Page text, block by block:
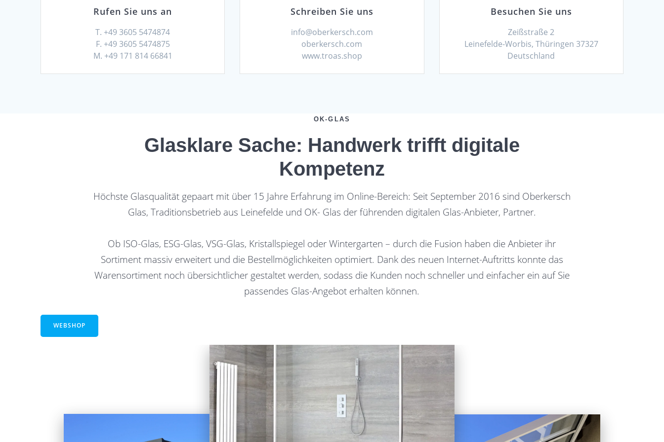
Rufen Sie uns an
T. +49 3605 5474874
F. +49 3605 5474875
M. +49 171 814 66841
Schreiben Sie uns
info@oberkersch.com
oberkersch.com
www.troas.shop
Besuchen Sie uns
Zeißstraße 2
Leinefelde-Worbis, Thüringen 37327
Deutschland
OK-GLAS
Glasklare Sache: Handwerk trifft digitale
Kompetenz
Höchste Glasqualität gepaart mit über 15 Jahre Erfahrung im Online-Bereich: Seit September 2016 sind Oberkersch
Glas, Traditionsbetrieb aus Leinefelde und OK- Glas der führenden digitalen Glas-Anbieter, Partner.
Ob ISO-Glas, ESG-Glas, VSG-Glas, Kristallspiegel oder Wintergarten – durch die Fusion haben die Anbieter ihr
Sortiment massiv erweitert und die Bestellmöglichkeiten optimiert. Dank des neuen Internet-Auftritts konnte das
Warensortiment noch übersichtlicher gestaltet werden, sodass die Kunden noch schneller und einfacher ein auf Sie
passendes Glas-Angebot erhalten können.
WEBSHOP